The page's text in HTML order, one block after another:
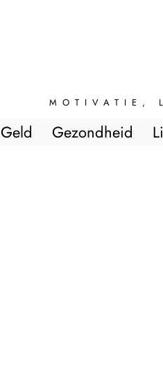
MOTIVATIE,
Geld Gezondheid